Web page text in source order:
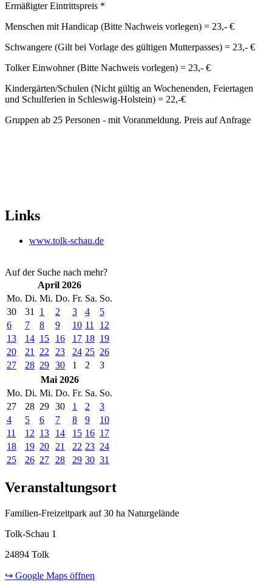
Ermäßigter Eintrittspreis *
Menschen mit Handicap (Bitte Nachweis vorlegen) = 23,- €
Schwangere (Gilt bei Vorlage des gültigen Mutterpasses) = 23,- €
Tolker Einwohner (Bitte Nachweis vorlegen) = 23,- €
Kindergärten/Schulen (Nicht gültig an Wochenenden, Feiertagen
und Schulferien in Schleswig-Holstein) = 22,-€
Gruppen ab 25 Personen - mit Voranmeldung. Preis auf Anfrage
Links
www.tolk-schau.de
Auf der Suche nach mehr?
April 2026
Mo. Di. Mi. Do. Fr. Sa. So.
30
31 1 2 3 4
5
6
7 8 9 10 11
12
13
14 15 16 17 18 19
20
21 22 23 24 25 26
27
28 29 30 1 2
3
Mai 2026
Mo. Di. Mi. Do. Fr. Sa. So.
27
28 29 30 1 2
3
4
5 6 7 8 9
10
11
12 13 14 15 16 17
18
19 20 21 22 23 24
25
26 27 28 29 30 31
Veranstaltungsort
Familien-Freizeitpark auf 30 ha Naturgelände
Tolk-Schau 1
24894 Tolk
↪ Google Maps öffnen